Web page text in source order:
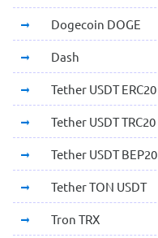
Dogecoin DOGE
Dash
Tether USDT ERC20
Tether USDT TRC20
Tether USDT BEP20
Tether TON USDT
Tron TRX